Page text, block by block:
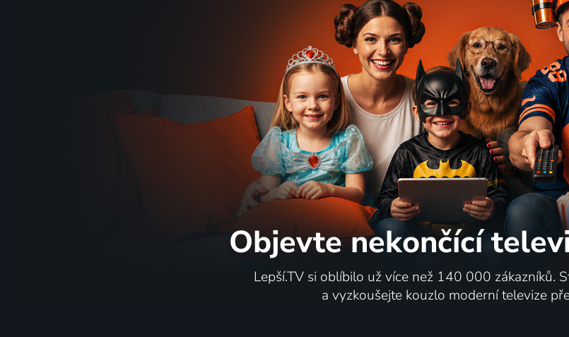
Objevte nekončící
Lepší.TV si oblíbilo už více než 140 000 zákazníků.
a vyzkoušejte kouzlo moderní televize